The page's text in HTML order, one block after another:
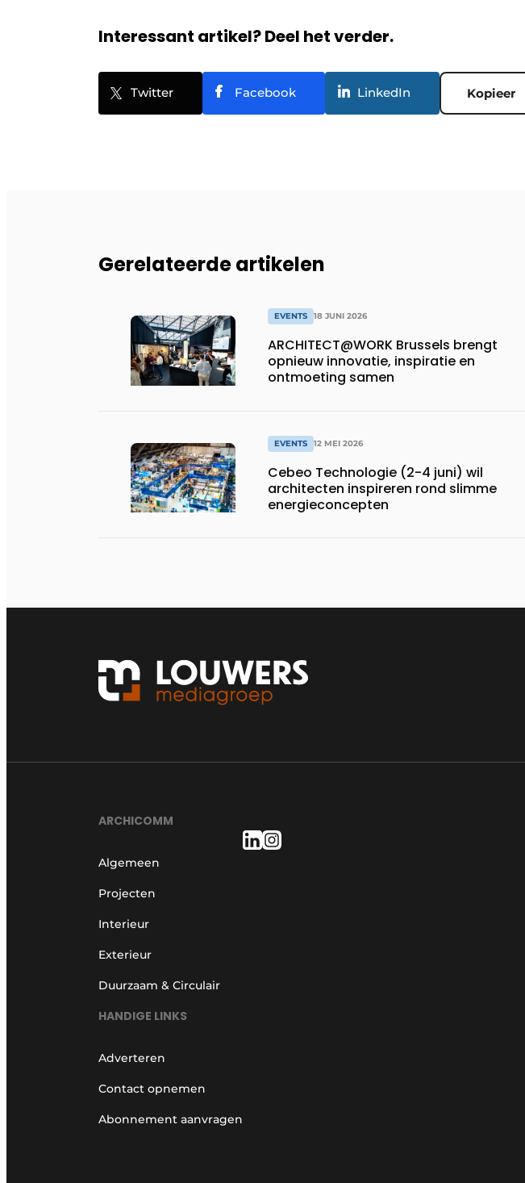
Interessant artikel? Deel het verder.
Twitter Facebook LinkedIn Kopieer
Gerelateerde artikelen
EVENTS 18 JUNI 2026
ARCHITECT@WORK Brussels brengt
opnieuw innovatie, inspiratie en
ontmoeting samen
EVENTS 12 MEI 2026
Cebeo Technologie (2-4 juni) wil
architecten inspireren rond slimme
energieconcepten
ARCHICOMM
Algemeen
Projecten
Interieur
Exterieur
Duurzaam & Circulair
HANDIGE LINKS
Adverteren
Contact opnemen
Abonnement aanvragen